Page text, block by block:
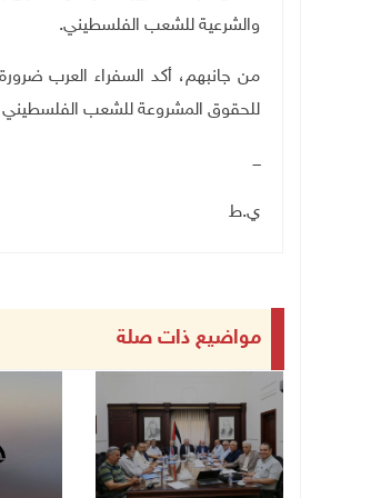
والشرعية للشعب الفلسطيني.
من جانبهم، أكد السفراء العرب
للحقوق المشروعة للشعب
ـــ
ي.ط
مواضيع ذات صلة